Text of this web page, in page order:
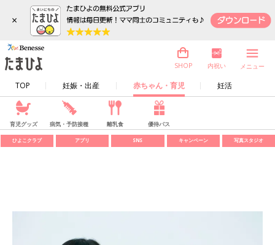
×
TOP 妊娠・出産 赤ちゃん・育児 妊活
SHOP 内祝い メニュー
育児グッズ 病気・予防接種 離乳食 優待パス
ひよこクラブ アプリ SNS キャンペーン 写真スタジオ